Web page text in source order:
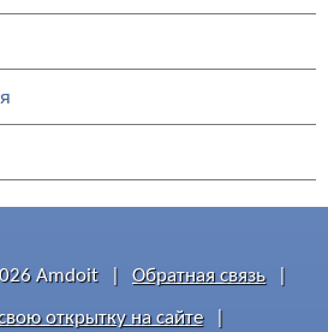
Amdoit Обратная связь
открытку на сайте